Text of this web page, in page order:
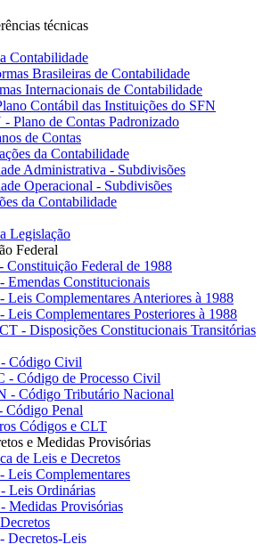
técnicas
Contabilidade
Brasileiras de Contabilidade
Internacionais de Contabilidade
Contábil das Instituições do SFN
Plano de Contas Padronizado
de Contas
da Contabilidade
Administrativa - Subdivisões
Operacional - Subdivisões
da Contabilidade
Legislação
Federal
Constituição Federal de 1988
Emendas Constitucionais
Leis Complementares Anteriores à 1988
Leis Complementares Posteriores à 1988
- Disposições Constitucionais Transitórias
Código Civil
- Código de Processo Civil
- Código Tributário Nacional
Código Penal
Códigos e CLT
e Medidas Provisórias
de Leis e Decretos
Leis Complementares
Leis Ordinárias
Medidas Provisórias
Decretos-Leis